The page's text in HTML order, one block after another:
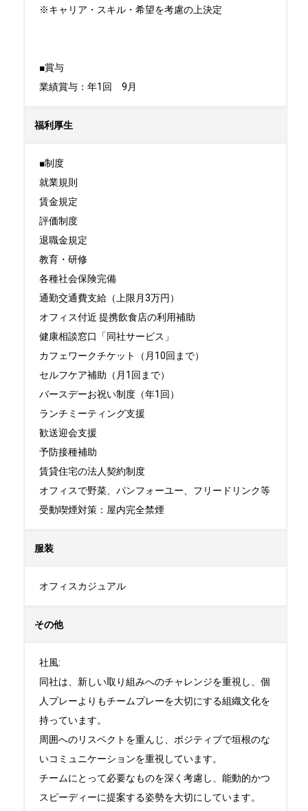
※キャリア・スキル・希望を考慮の上決定
■賞与
業績賞与：年1回　9月
福利厚生
■制度
就業規則
賃金規定
評価制度
退職金規定
教育・研修
各種社会保険完備
通勤交通費支給（上限月3万円）
オフィス付近 提携飲食店の利用補助
健康相談窓口「同社サービス」
カフェワークチケット（月10回まで）
セルフケア補助（月1回まで）
バースデーお祝い制度（年1回）
ランチミーティング支援
歓送迎会支援
予防接種補助
賃貸住宅の法人契約制度
オフィスで野菜、パンフォーユー、フリードリンク等
受動喫煙対策：屋内完全禁煙
服装
オフィスカジュアル
その他
社風:
同社は、新しい取り組みへのチャレンジを重視し、個
人プレーよりもチームプレーを大切にする組織文化を
持っています。
周囲へのリスペクトを重んじ、ポジティブで垣根のな
いコミュニケーションを重視しています。
チームにとって必要なものを深く考慮し、能動的かつ
スピーディーに提案する姿勢を大切にしています。